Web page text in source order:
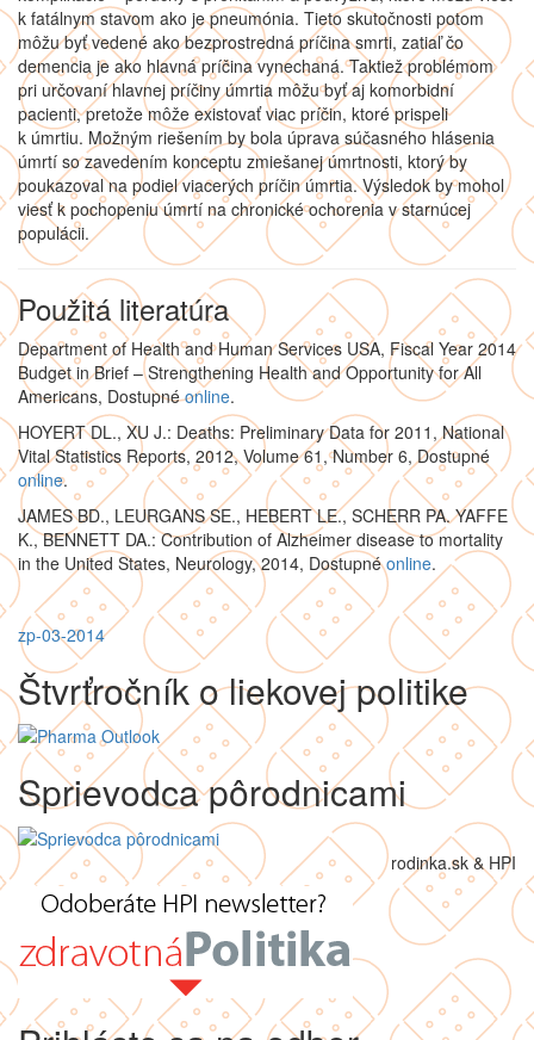
k fatálnym stavom ako je pneumónia. Tieto skutočnosti potom
môžu byť vedené ako bezprostredná príčina smrti, zatiaľ čo
demencia je ako hlavná príčina vynechaná. Taktiež problémom
pri určovaní hlavnej príčiny úmrtia môžu byť aj komorbidní
pacienti, pretože môže existovať viac príčin, ktoré prispeli
k úmrtiu. Možným riešením by bola úprava súčasného hlásenia
úmrtí so zavedením konceptu zmiešanej úmrtnosti, ktorý by
poukazoval na podiel viacerých príčin úmrtia. Výsledok by mohol
viesť k pochopeniu úmrtí na chronické ochorenia v starnúcej
populácii.
Použitá literatúra
Department of Health and Human Services USA, Fiscal Year 2014
Budget in Brief – Strengthening Health and Opportunity for All
Americans, Dostupnéonline.
HOYERT DL., XU J.: Deaths: Preliminary Data for 2011, National
Vital Statistics Reports, 2012, Volume 61, Number 6, Dostupné
online.
JAMES BD., LEURGANS SE., HEBERT LE., SCHERR PA. YAFFE
K., BENNETT DA.: Contribution of Alzheimer disease to mortality
in the United States, Neurology, 2014, Dostupnéonline.
zp-03-2014
Štvrťročník o liekovej politike
Sprievodca pôrodnicami
rodinka.sk & HPI